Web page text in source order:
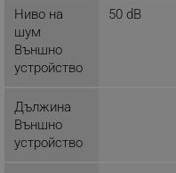
Ниво на
шум
Външно
устройство
50 dB
Дължина
Външно
устройство
rlv_impersonate_p